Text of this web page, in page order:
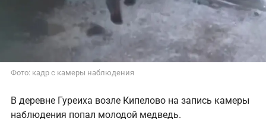
Фото: кадр с камеры наблюдения
В деревне Гуреиха возле Кипелово на запись камеры
наблюдения попал молодой медведь.